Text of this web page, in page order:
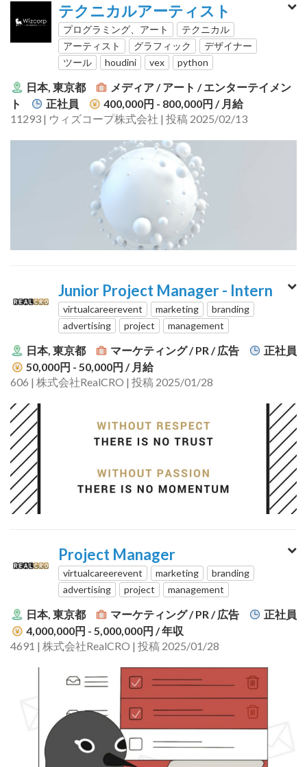
テクニカルアーティスト
プログラミング、アート
テクニカル
アーティスト
グラフィック
デザイナー
ツール
houdini vex python
日本, 東京都
メディア / アート / エンターテイメン
ト
正社員 400,000円 - 800,000円 / 月給
11293 | ウィズコープ株式会社 | 投稿 2025/02/13
Junior Project Manager - Intern
virtualcareerevent marketing
branding
advertising
project management
日本, 東京都 マーケティング / PR / 広告
正社員
50,000円 - 50,000円 / 月給
606 | 株式会社RealCRO | 投稿 2025/01/28
Project Manager
virtualcareerevent marketing
branding
advertising
project management
日本, 東京都 マーケティング / PR / 広告
正社員
4,000,000円 - 5,000,000円 / 年収
4691 | 株式会社RealCRO | 投稿 2025/01/28